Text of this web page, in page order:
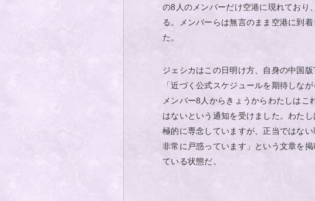
の8人のメンバーだけ空港に現れており
る。メンバーらは無言のまま空港に到
た。
ジェシカはこの日明け方、自身の中国
「近づく公式スケジュールを期待しな
メンバー8人からきょうからわたしはこ
はないという通知を受けました。わた
極的に専念していますが、正当ではな
非常に戸惑っています」という文章を
ている状態だ。